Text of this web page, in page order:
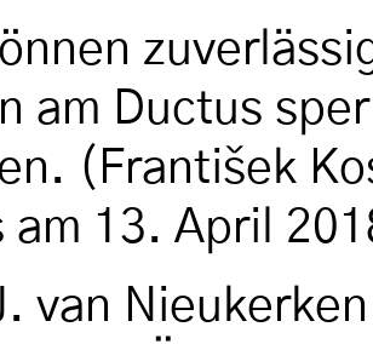
am Ductus
(František
am 13. April
van